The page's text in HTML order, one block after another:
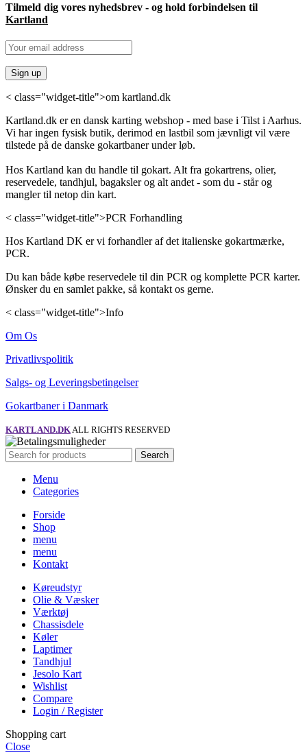
Tilmeld dig vores nyhedsbrev - og hold forbindelsen til
Kartland
< class="widget-title">om kartland.dk
Kartland.dk er en dansk karting webshop - med base i Tilst i Aarhus.
Vi har ingen fysisk butik, derimod en lastbil som jævnligt vil være
tilstede på de danske gokartbaner under løb.
Hos Kartland kan du handle til gokart. Alt fra gokartrens, olier,
reservedele, tandhjul, bagaksler og alt andet - som du - står og
mangler til netop din kart.
< class="widget-title">PCR Forhandling
Hos Kartland DK er vi forhandler af det italienske gokartmærke,
PCR.
Du kan både købe reservedele til din PCR og komplette PCR karter.
Ønsker du en samlet pakke, så kontakt os gerne.
< class="widget-title">Info
Om Os
Privatlivspolitik
Salgs- og Leveringsbetingelser
Gokartbaner i Danmark
KARTLAND.DK ALL RIGHTS RESERVED
Search
Menu
Categories
Forside
Shop
menu
menu
Kontakt
Køreudstyr
Olie & Væsker
Værktøj
Chassisdele
Køler
Laptimer
Tandhjul
Jesolo Kart
Wishlist
Compare
Login / Register
Shopping cart
Close